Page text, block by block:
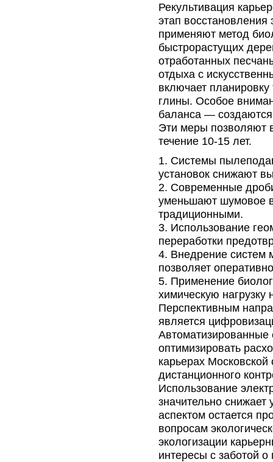
Рекультивация
этап
применяют метод
быстрорастущих
отработанных
отдыха с
включает
глины. Особое
баланса —
Эти меры позволяют
течение 10-15 лет.
Системы
установок снижают
Современные
уменьшают шумовое
традиционными.
Использование
переработки
Внедрение систем
позволяет
Применение
химическую
Перспективным
является
оптимизировать
карьерах
дистанционного
Использование
значительно
аспектом остается
вопросам
экологизации
интересы с заботой